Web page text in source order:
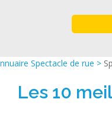
Spectacle de rue >
Les 10